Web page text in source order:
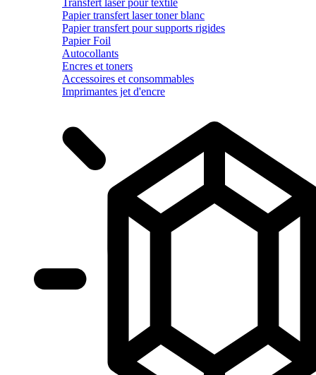
Papier transfert laser toner blanc
Papier transfert pour supports rigides
Papier Foil
Autocollants
Encres et toners
Accessoires et consommables
Imprimantes jet d'encre